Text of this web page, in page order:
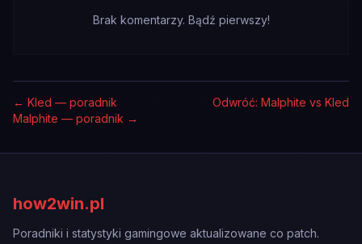
Brak komentarzy. Bądź pierwszy!
← Kled — poradnik
Odwróć: Malphite vs Kled
Malphite — poradnik →
how2win.pl
Poradniki i statystyki gamingowe aktualizowane co patch.